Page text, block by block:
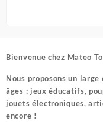
Bienvenue chez Mateo
Nous proposons un
âges : jeux éducatifs,
jouets électroniques,
encore !